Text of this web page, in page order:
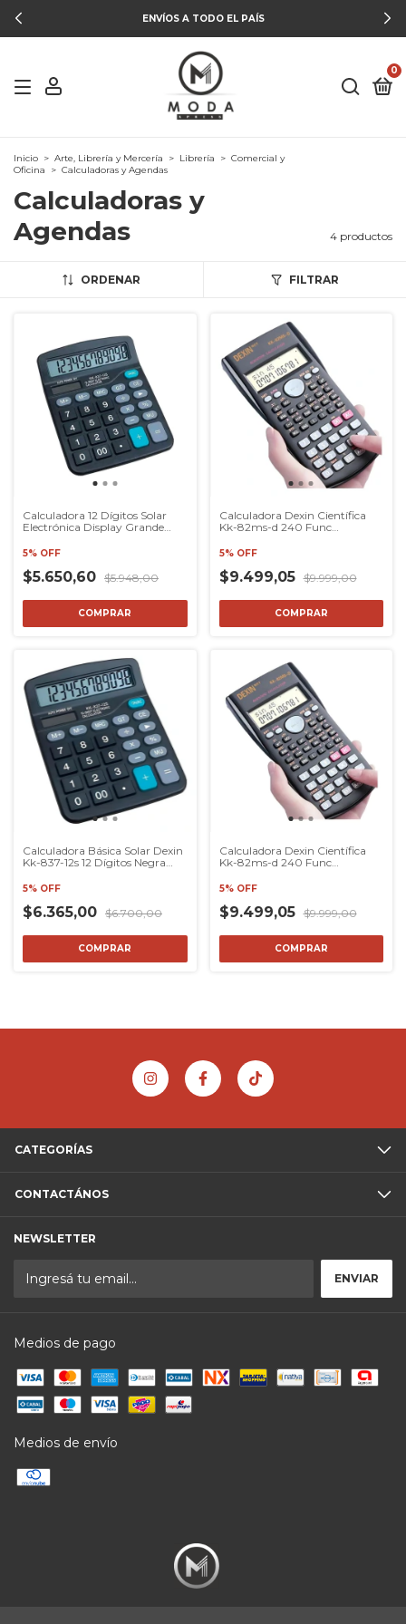
ENVÍOS A TODO EL PAÍS
0
Inicio > Arte, Librería y Mercería > Librería > Comercial y
Oficina
> Calculadoras y Agendas
Calculadoras y
Agendas
4 productos
ORDENAR FILTRAR
Calculadora 12 Dígitos Solar
Electrónica Display Grande
5% OFF
$5.650,60 $5.948,00
COMPRAR
Calculadora Dexin Científica
Kk-82ms-d 240 Func
5% OFF
$9.499,05 $9.999,00
COMPRAR
Calculadora Básica Solar Dexin
Kk-837-12s 12 Dígitos Negra
5% OFF
$6.365,00 $6.700,00
COMPRAR
Calculadora Dexin Científica
Kk-82ms-d 240 Func
5% OFF
$9.499,05 $9.999,00
COMPRAR
CATEGORÍAS
CONTACTÁNOS
NEWSLETTER
Medios de pago
Medios de envío